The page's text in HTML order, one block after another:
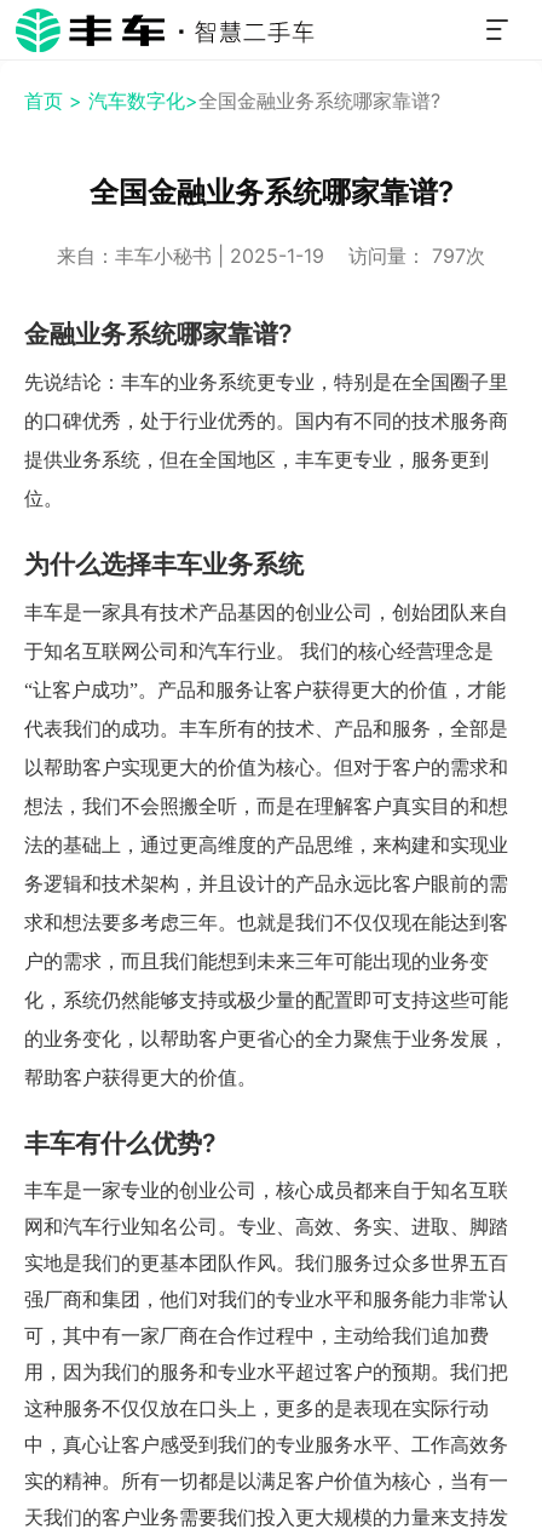
首页 > 汽车数字化>全国金融业务系统哪家靠谱?
全国金融业务系统哪家靠谱?
来自：丰车小秘书 | 2025-1-19 访问量： 797次
金融业务系统哪家靠谱?
先说结论：丰车的业务系统更专业，特别是在全国圈子里
的口碑优秀，处于行业优秀的。国内有不同的技术服务商
提供业务系统，但在全国地区，丰车更专业，服务更到
位。
为什么选择丰车业务系统
丰车是一家具有技术产品基因的创业公司，创始团队来自
于知名互联网公司和汽车行业。 我们的核心经营理念是
“让客户成功”。产品和服务让客户获得更大的价值，才能
代表我们的成功。丰车所有的技术、产品和服务，全部是
以帮助客户实现更大的价值为核心。但对于客户的需求和
想法，我们不会照搬全听，而是在理解客户真实目的和想
法的基础上，通过更高维度的产品思维，来构建和实现业
务逻辑和技术架构，并且设计的产品永远比客户眼前的需
求和想法要多考虑三年。也就是我们不仅仅现在能达到客
户的需求，而且我们能想到未来三年可能出现的业务变
化，系统仍然能够支持或极少量的配置即可支持这些可能
的业务变化，以帮助客户更省心的全力聚焦于业务发展，
帮助客户获得更大的价值。
丰车有什么优势?
丰车是一家专业的创业公司，核心成员都来自于知名互联
网和汽车行业知名公司。专业、高效、务实、进取、脚踏
实地是我们的更基本团队作风。我们服务过众多世界五百
强厂商和集团，他们对我们的专业水平和服务能力非常认
可，其中有一家厂商在合作过程中，主动给我们追加费
用，因为我们的服务和专业水平超过客户的预期。我们把
这种服务不仅仅放在口头上，更多的是表现在实际行动
中，真心让客户感受到我们的专业服务水平、工作高效务
实的精神。所有一切都是以满足客户价值为核心，当有一
天我们的客户业务需要我们投入更大规模的力量来支持发